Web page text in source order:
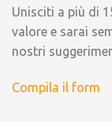
Unisciti a più di
valore e sarai
nostri
Compila il form